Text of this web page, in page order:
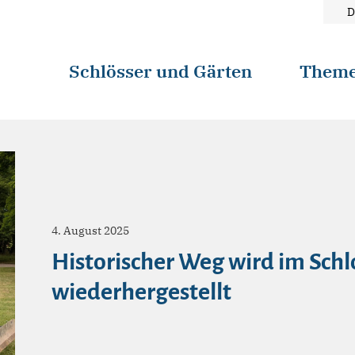
Schlösser und Gärten
4. August 2025
Historischer Weg wird im
wiederhergestellt